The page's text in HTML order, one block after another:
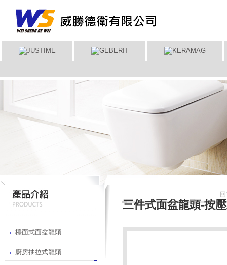
檯面式面盆龍頭
廚房抽拉式龍頭
三件式面盆龍頭-按